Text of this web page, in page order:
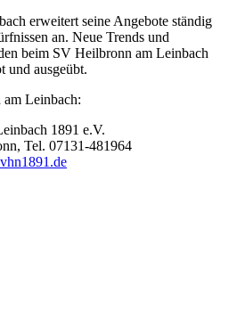
erweitert seine Angebote ständig
an. Neue Trends und
beim SV Heilbronn am Leinbach
und ausgeübt.
Leinbach:
1891 e.V.
Tel. 07131-481964